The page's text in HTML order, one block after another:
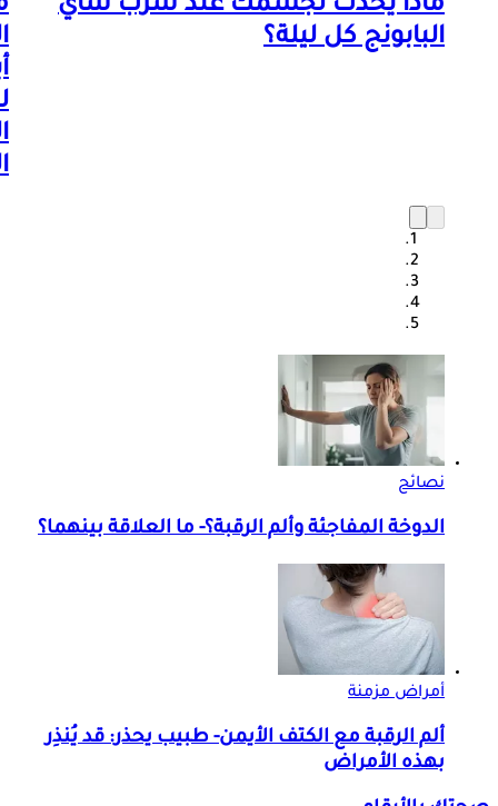
ماذا يحدث لجسمك عند شرب شاي
البابونج كل ليلة؟
نصائح
الدوخة المفاجئة وألم الرقبة؟- ما العلاقة بينهما؟
أمراض مزمنة
ألم الرقبة مع الكتف الأيمن- طبيب يحذر: قد يُنذِر
بهذه الأمراض